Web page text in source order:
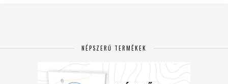
NÉPSZERŰ TERMÉKEK